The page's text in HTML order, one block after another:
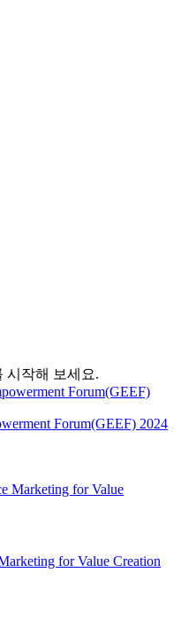
시작해 보세요.
Forum(GEEF) 2024
for Value Creation